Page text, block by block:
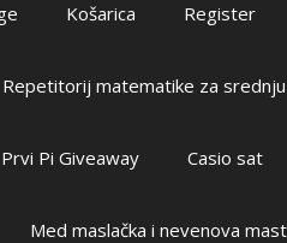
Košarica Register
Repetitorij matematike za srednju
Prvi Pi Giveaway Casio sat
Med maslačka i nevenova mast